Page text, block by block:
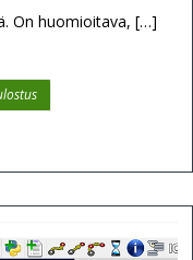
On huomioitava, […]